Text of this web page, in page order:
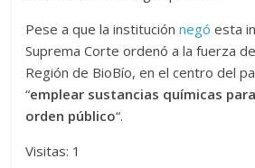
Pese a que la instituciónnegó esta
Suprema Corte ordenó a la fuerza
Región de BioBío, en el centro del
“emplear sustancias químicas
orden público“.
Visitas: 1